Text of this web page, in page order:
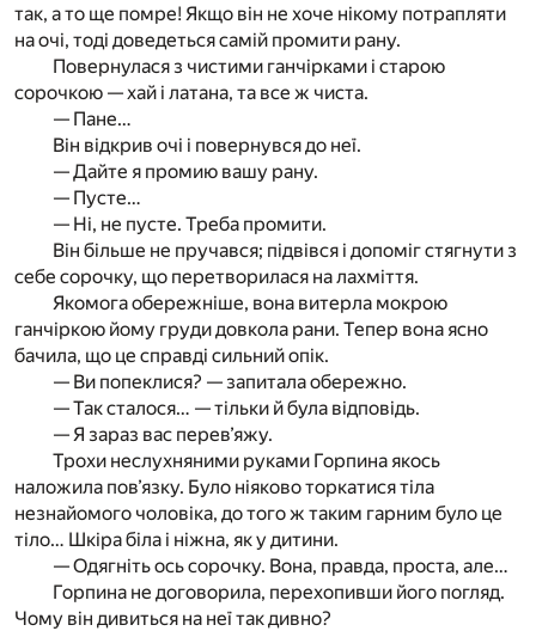
так, а то ще помре! Якщо він не хоче нікому потрапляти
на очі, тоді доведеться самій промити рану.
Повернулася з чистими ганчірками і старою
сорочкою — хай і латана, та все ж чиста.
— Пане…
Він відкрив очі і повернувся до неї.
— Дайте я промию вашу рану.
— Пусте…
— Ні, не пусте. Треба промити.
Він більше не пручався; підвівся і допоміг стягнути з
себе сорочку, що перетворилася на лахміття.
Якомога обережніше, вона витерла мокрою
ганчіркою йому груди довкола рани. Тепер вона ясно
бачила, що це справді сильний опік.
— Ви попеклися? — запитала обережно.
— Так сталося… — тільки й була відповідь.
— Я зараз вас перев’яжу.
Трохи неслухняними руками Горпина якось
наложила пов’язку. Було ніяково торкатися тіла
незнайомого чоловіка, до того ж таким гарним було це
тіло… Шкіра біла і ніжна, як у дитини.
— Одягніть ось сорочку. Вона, правда, проста, але…
Горпина не договорила, перехопивши його погляд.
Чому він дивиться на неї так дивно?